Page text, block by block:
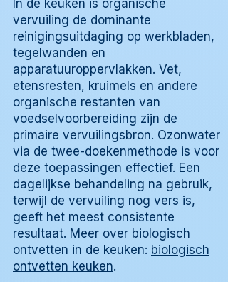
In de keuken is organische
vervuiling de dominante
reinigingsuitdaging op werkbladen,
tegelwanden en
apparatuuroppervlakken. Vet,
etensresten, kruimels en andere
organische restanten van
voedselvoorbereiding zijn de
primaire vervuilingsbron. Ozonwater
via de twee-doekenmethode is voor
deze toepassingen effectief. Een
dagelijkse behandeling na gebruik,
terwijl de vervuiling nog vers is,
geeft het meest consistente
resultaat. Meer over biologisch
ontvetten in de keuken: biologisch
ontvetten keuken.